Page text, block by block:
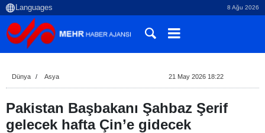
8 Ağu 2026
Dünya Asya 21 May 2026 18:22
Pakistan Başbakanı Şahbaz Şerif
gelecek hafta Çin’e gidecek